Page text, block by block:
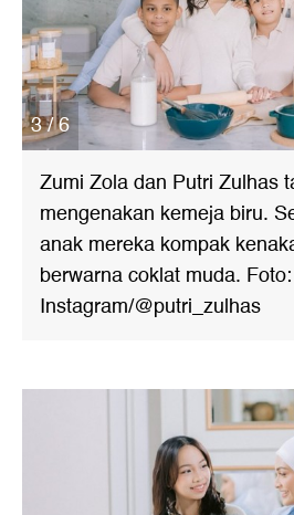
3 / 6
Zumi Zola dan Putri Zulhas
mengenakan kemeja biru.
anak mereka kompak
berwarna coklat muda. Foto:
Instagram/@putri_zulhas